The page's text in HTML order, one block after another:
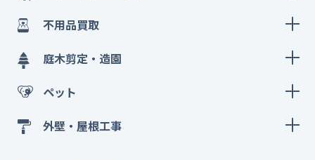
不用品買取
庭木剪定・造園
ペット
外壁・屋根工事